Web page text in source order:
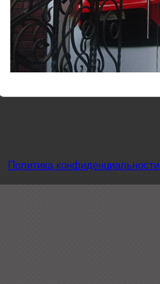
Политика конфиденциальности